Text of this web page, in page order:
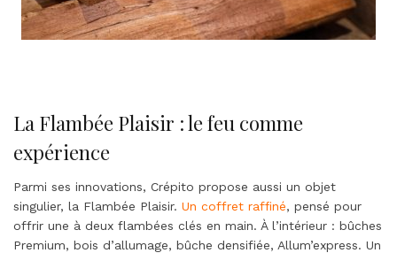
La Flambée Plaisir : le feu comme
expérience
Parmi ses innovations, Crépito propose aussi un objet
singulier, la Flambée Plaisir. Un coffret raffiné, pensé pour
offrir une à deux flambées clés en main. À l’intérieur : bûches
Premium, bois d’allumage, bûche densifiée, Allum’express. Un